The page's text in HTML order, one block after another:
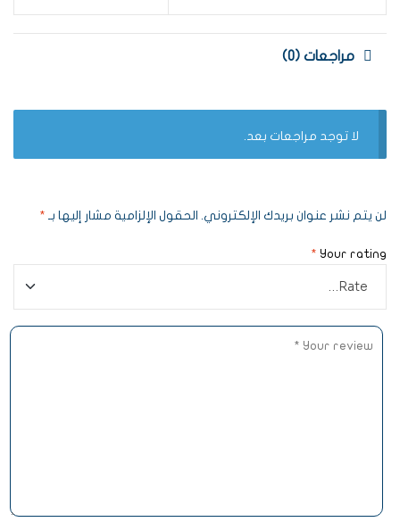
مراجعات (0)
لا توجد مراجعات بعد.
لن يتم نشر عنوان بريدك الإلكتروني. الحقول الإلزامية مشار إليها بـ *
Your rating
*